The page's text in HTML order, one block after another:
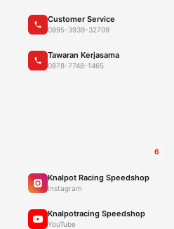
Customer Service
0895-3939-32709
Tawaran Kerjasama
0878-7748-1465
6
Knalpot Racing Speedshop
Instagram
Knalpotracing Speedshop
YouTube